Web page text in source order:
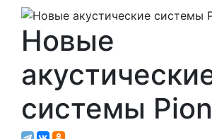
Новые
системы